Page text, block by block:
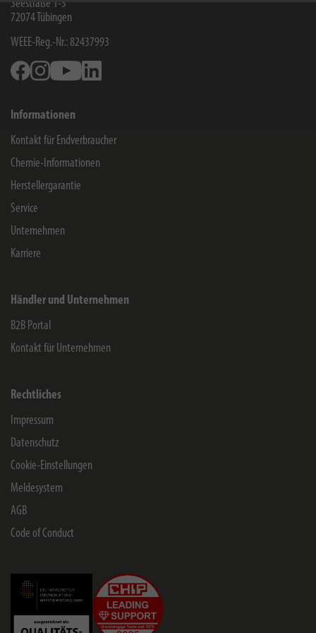
Seestraße 1-3
72074 Tübingen
WEEE-Reg.-Nr.: 82437993
FacebookInstagramYoutube
Informationen
Kontakt für Endverbraucher
Chemie-Informationen
Herstellergarantie
Service
Unternehmen
Karriere
Händler und Unternehmen
B2B Portal
Kontakt für Unternehmen
Rechtliches
Impressum
Datenschutz
Cookie-Einstellungen
Meldesystem
AGB
Code of Conduct